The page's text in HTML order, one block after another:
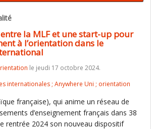
la MLF et une start-up pour
à l’orientation dans le
le jeudi 17 octobre 2024.
internationales ; Anywhere Uni ; orientation
française), qui anime un réseau de
d’enseignement français dans 38
rentrée 2024 son nouveau dispositif